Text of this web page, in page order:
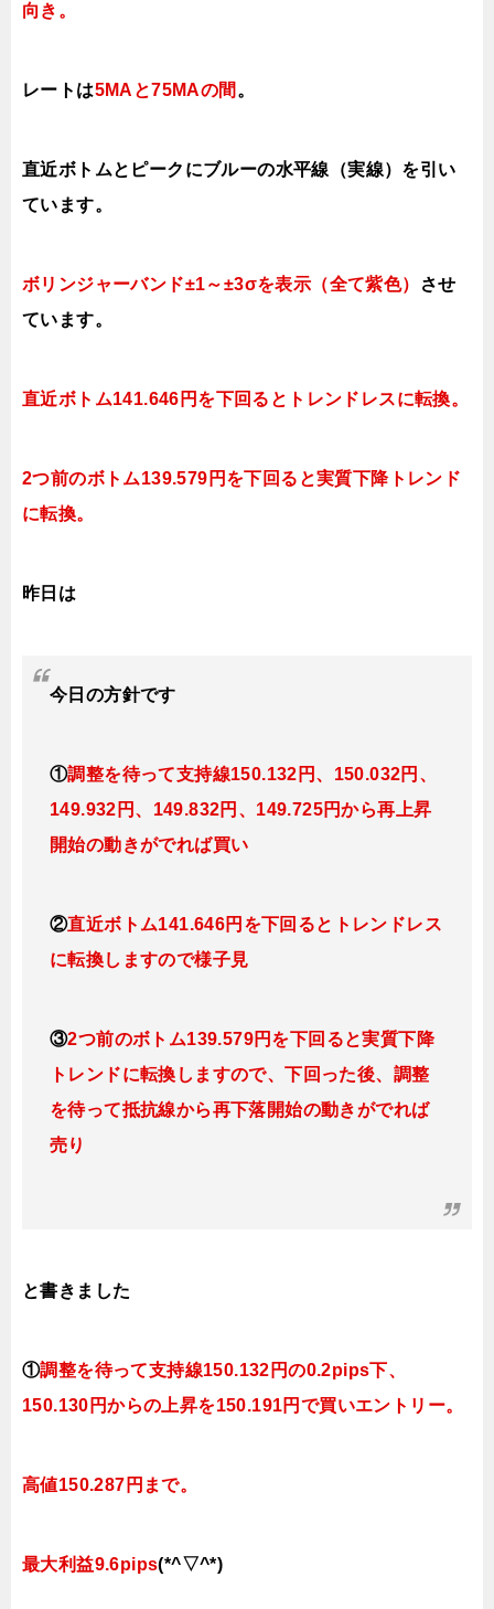
向き。
レートは5MAと75MAの間 。
直近ボトムとピークにブルーの水平線（実線）を引い
ています。
ボリンジャーバンド±1～±3σを表示（全て紫色）
させ
ています。
直近ボトム141.646円を下回るとトレンドレスに転換。
2つ前のボトム139.579円を下回ると実質下降トレンド
に転換。
昨日は
今日 の方針です
①調整を待って支持線150.132 円、150.032円 、
149.932円、149.832円、149.725円から再上昇
開始の動きがでれば買い
②直近ボトム141.646円を下回るとトレンドレス
に転換しますので様子見
③2つ前のボトム139.579円を下回ると実質下降
トレンドに転換 しますので、下回った後、調整
を待って抵抗線から再下落開始の動きがでれば
売り
と書きました
①調整を待って支持線150.132 円の0.2pips下、
150.130円からの上昇を150.191円で買いエントリー。
高値150.287円まで。
最大利益9.6pips(*^▽^*)